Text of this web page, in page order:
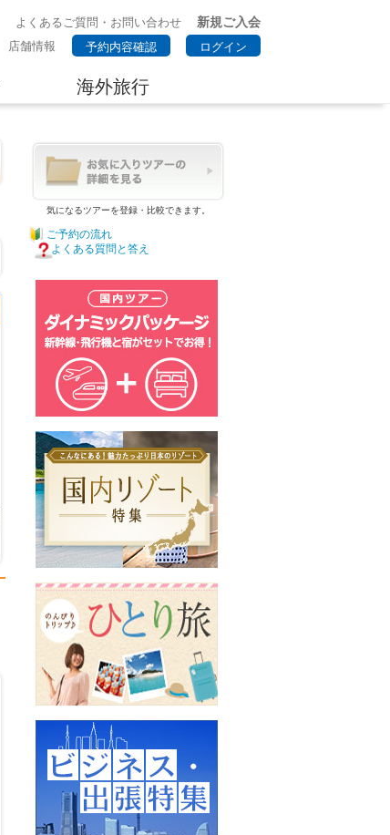
よくあるご質問・お問い合わせ
新規ご入会
店舗情報 予約内容確認 ログイン
海外旅行
気になるツアーを登録・比較できます。
ご予約の流れ
よくある質問と答え